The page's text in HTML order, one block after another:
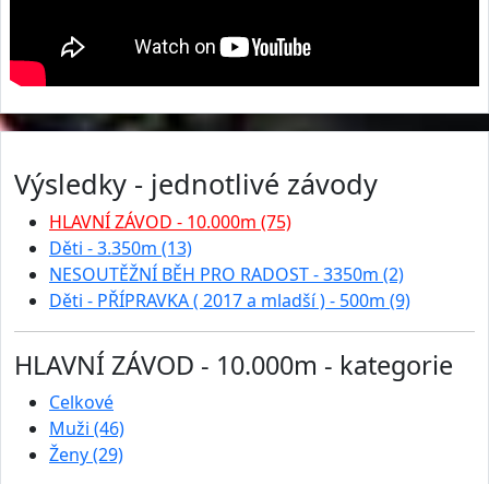
Výsledky - jednotlivé závody
HLAVNÍ ZÁVOD - 10.000m (75)
Děti - 3.350m (13)
NESOUTĚŽNÍ BĚH PRO RADOST - 3350m (2)
Děti - PŘÍPRAVKA ( 2017 a mladší ) - 500m (9)
HLAVNÍ ZÁVOD - 10.000m - kategorie
Celkové
Muži (46)
Ženy (29)